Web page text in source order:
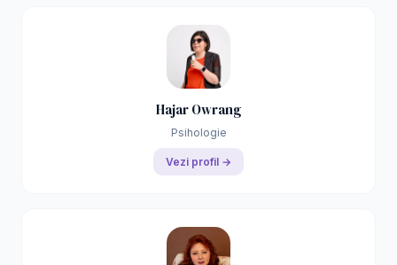
Hajar Owrang
Psihologie
Vezi profil →